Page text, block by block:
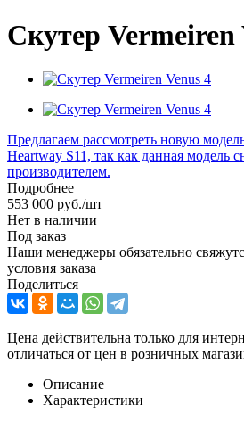
Скутер Vermeiren
Предлагаем рассмотреть новую
Heartway S11, так как данная модель
производителем.
Подробнее
553 000 руб./шт
Нет в наличии
Под заказ
Наши менеджеры обязательно
условия заказа
Поделиться
Цена действительна только для
отличаться от цен в розничных
Описание
Характеристики